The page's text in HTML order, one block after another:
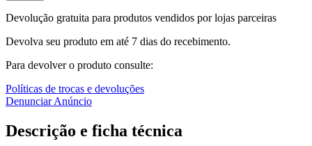
Devolução gratuita para produtos vendidos por lojas parceiras
Devolva seu produto em até 7 dias do recebimento.
Para devolver o produto consulte:
Políticas de trocas e devoluções
Denunciar Anúncio
Descrição e ficha técnica